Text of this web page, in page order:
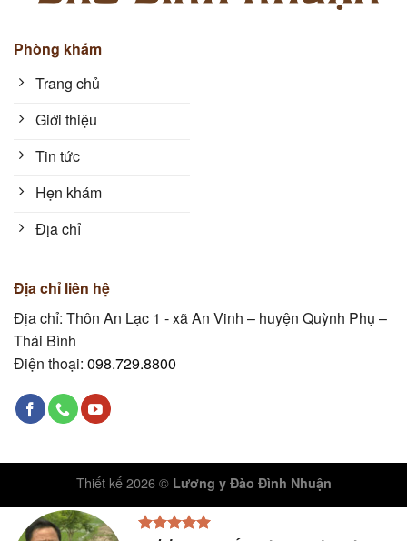
Phòng khám
Trang chủ
Giới thiệu
Tin tức
Hẹn khám
Địa chỉ
Địa chỉ liên hệ
Địa chỉ: Thôn An Lạc 1 - xã An Vinh – huyện Quỳnh Phụ –
Thái Bình
Điện thoại: 098.729.8800
Thiết kế 2026 © Lương y Đào Đình Nhuận